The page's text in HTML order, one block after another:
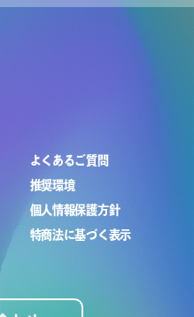
よくあるご質問
推奨環境
個人情報保護方針
特商法に基づく表示